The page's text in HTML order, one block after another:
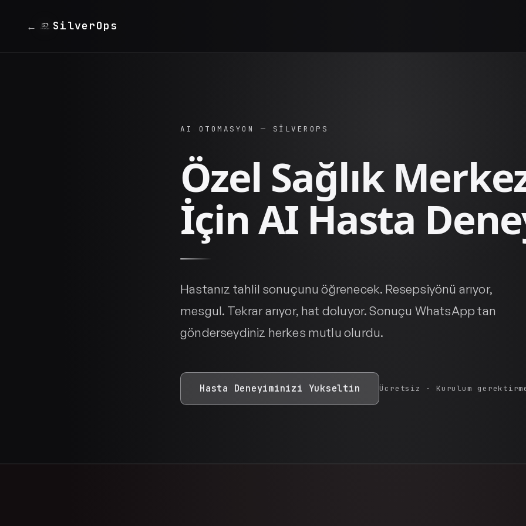
← SilverOps
AI OTOMASYON — SILVEROPS
Özel Sağlık
İçin AI Hasta
Hastanız tahlil sonuçunu öğrenecek. Resepsiyönü arıyor,
mesgul. Tekrar arıyor, hat doluyor. Sonuçu WhatsApp tan
gönderseydiniz herkes mutlu olurdu.
Hasta Deneyiminizi Yukseltin Ücretsiz · Kurulum